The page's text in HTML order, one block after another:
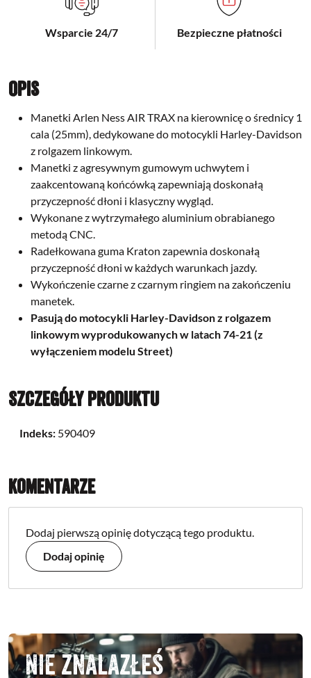
Wsparcie 24/7 Bezpieczne płatności
Opis
Manetki Arlen Ness AIR TRAX na kierownicę o średnicy 1
cala (25mm), dedykowane do motocykli Harley-Davidson
z rolgazem linkowym.
Manetki z agresywnym gumowym uchwytem i
zaakcentowaną końcówką zapewniają doskonałą
przyczepność dłoni i klasyczny wygląd.
Wykonane z wytrzymałego aluminium obrabianego
metodą CNC.
Radełkowana guma Kraton zapewnia doskonałą
przyczepność dłoni w każdych warunkach jazdy.
Wykończenie czarne z czarnym ringiem na zakończeniu
manetek.
Pasują do motocykli Harley-Davidson z rolgazem
linkowym wyprodukowanych w latach 74-21 (z
wyłączeniem modelu Street)
Szczegóły produktu
Indeks: 590409
Komentarze
Dodaj pierwszą opinię dotyczącą tego produktu.
Dodaj opinię
Nie znalazłeś